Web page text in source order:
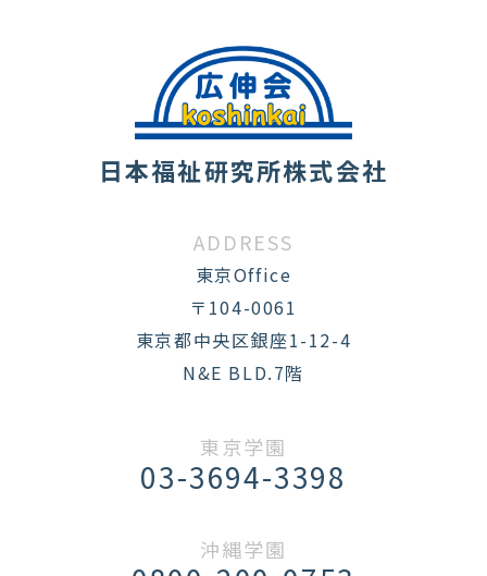
日本福祉研究所株式会社
ADDRESS
東京Office
〒104-0061
東京都中央区銀座1-12-4
N&E BLD.7階
東京学園
03-3694-3398
沖縄学園